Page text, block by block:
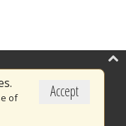
Accept
of